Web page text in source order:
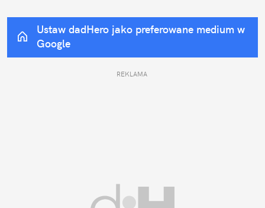
Ustaw dadHero jako preferowane medium w
Google
REKLAMA